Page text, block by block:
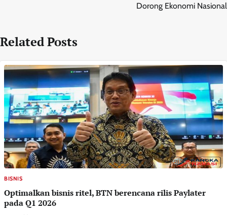
Dorong Ekonomi Nasional
Related Posts
BISNIS
Optimalkan bisnis ritel, BTN berencana rilis Paylater
pada Q1 2026